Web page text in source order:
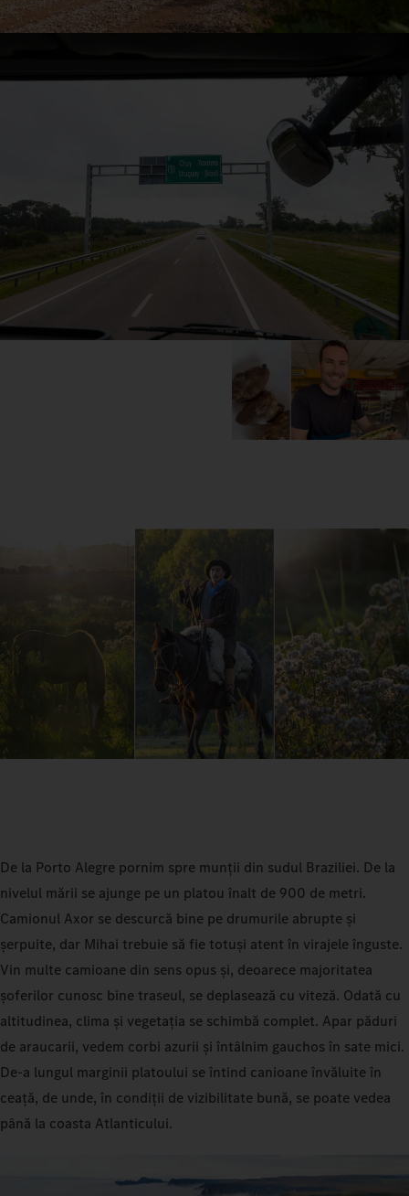
De la Porto Alegre pornim spre munții din sudul Braziliei. De la
nivelul mării se ajunge pe un platou înalt de 900 de metri.
Camionul Axor se descurcă bine pe drumurile abrupte și
șerpuite, dar Mihai trebuie să fie totuși atent în virajele înguste.
Vin multe camioane din sens opus și, deoarece majoritatea
șoferilor cunosc bine traseul, se deplasează cu viteză. Odată cu
altitudinea, clima și vegetația se schimbă complet. Apar păduri
de araucarii, vedem corbi azurii și întâlnim gauchos în sate mici.
De-a lungul marginii platoului se întind canioane învăluite în
ceață, de unde, în condiții de vizibilitate bună, se poate vedea
până la coasta Atlanticului.